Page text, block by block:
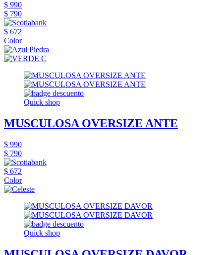
$ 990
$ 790
$ 672
Color
Quick shop
MUSCULOSA OVERSIZE ANTE
$ 990
$ 790
$ 672
Color
Quick shop